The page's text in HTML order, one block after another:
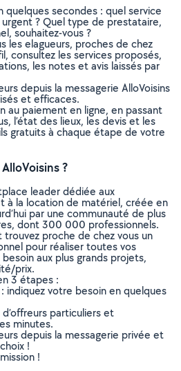
quelques secondes : quel service
? Quel type de prestataire,
souhaitez-vous ?
les elagueurs, proches de chez
consultez les services proposés,
les notes et avis laissés par
depuis la messagerie AlloVoisins
et efficaces.
au paiement en ligne, en passant
l’état des lieux, les devis et les
gratuits à chaque étape de votre
?
leader dédiée aux
à la location de matériel, créée en
par une communauté de plus
dont 300 000 professionnels.
proche de chez vous un
pour réaliser toutes vos
aux plus grands projets,
prix.
3 étapes :
indiquez votre besoin en quelques
particuliers et
minutes.
depuis la messagerie privée et
!
!